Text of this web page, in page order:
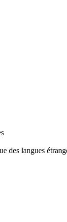
des langues